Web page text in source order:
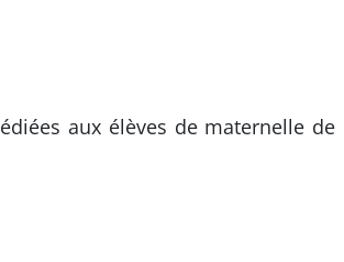
aux élèves de maternelle de